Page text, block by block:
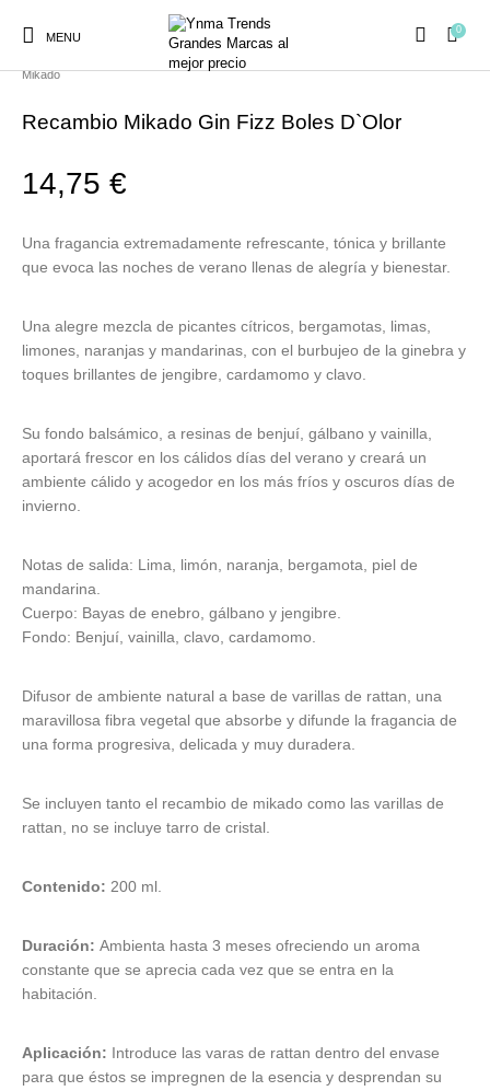
MENU
0
PRESENCIALES
Ambientadores y Decoración /
Mikado
Recambio Mikado Gin Fizz Boles D`Olor
14,75€
Una fragancia extremadamente refrescante, tónica y brillante
que evoca las noches de verano llenas de alegría y bienestar.
Una alegre mezcla de picantes cítricos, bergamotas, limas,
limones, naranjas y mandarinas, con el burbujeo de la ginebra y
toques brillantes de jengibre, cardamomo y clavo.
Su fondo balsámico, a resinas de benjuí, gálbano y vainilla,
aportará frescor en los cálidos días del verano y creará un
ambiente cálido y acogedor en los más fríos y oscuros días de
invierno.
Notas de salida: Lima, limón, naranja, bergamota, piel de
mandarina.
Cuerpo: Bayas de enebro, gálbano y jengibre.
Fondo: Benjuí, vainilla, clavo, cardamomo.
Difusor de ambiente natural a base de varillas de rattan, una
maravillosa fibra vegetal que absorbe y difunde la fragancia de
una forma progresiva, delicada y muy duradera.
Se incluyen tanto el recambio de mikado como las varillas de
rattan, no se incluye tarro de cristal.
Contenido: 200 ml.
Duración: Ambienta hasta 3 meses ofreciendo un aroma
constante que se aprecia cada vez que se entra en la
habitación.
Aplicación: Introduce las varas de rattan dentro del envase
para que éstos se impregnen de la esencia y desprendan su